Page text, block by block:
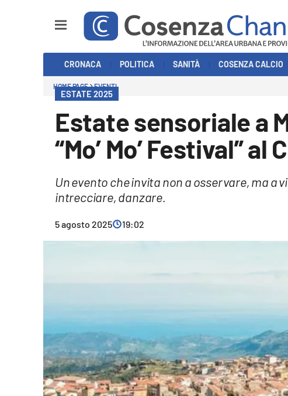
Economia e Lavoro
Lac Network
CRONACA POLITICA SANITÀ COSENZA CALCIO
HOME PAGE EVENTI
ESTATE 2025
Estate sensoriale a
“Mo’ Mo’ Festival” al
Un evento che invita non a osservare, ma
intrecciare, danzare.
5 agosto 2025 19:02